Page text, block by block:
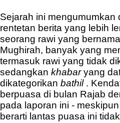
Sejarah ini mengumumkan
rentetan berita yang lebih
seorang rawi yang
Mughirah, banyak yang
termasuk rawi yang tidak
sedangkan khabaryang
dikategorikan bathil.
berpuasa di bulan Rajab
pada laporan ini -
berarti lantas puasa ini